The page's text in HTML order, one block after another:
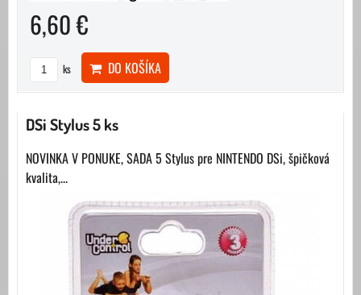
6,60 €
ks DO KOŠÍKA
DSi Stylus 5 ks
NOVINKA V PONUKE, SADA 5 Stylus pre NINTENDO DSi, špičková
kvalita,...